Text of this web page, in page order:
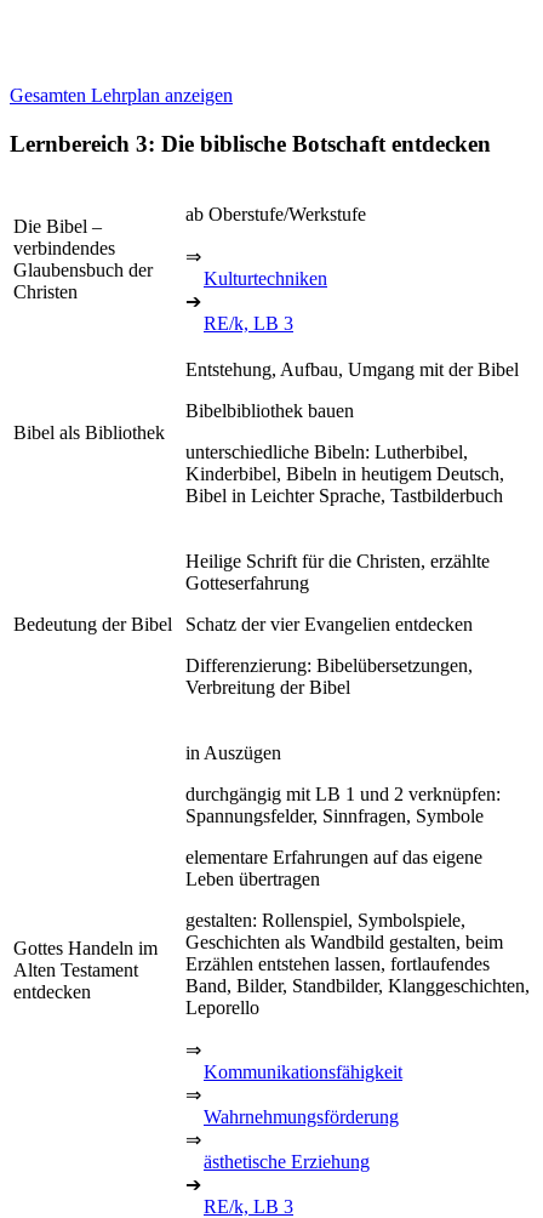
Gesamten Lehrplan anzeigen
Lernbereich 3: Die biblische Botschaft entdecken
Die Bibel –
verbindendes
Glaubensbuch der
Christen
ab Oberstufe/Werkstufe
⇒
Kulturtechniken
➔
RE/k, LB 3
Bibel als Bibliothek
Entstehung, Aufbau, Umgang mit der Bibel
Bibelbibliothek bauen
unterschiedliche Bibeln: Lutherbibel,
Kinderbibel, Bibeln in heutigem Deutsch,
Bibel in Leichter Sprache, Tastbilderbuch
Bedeutung der Bibel
Heilige Schrift für die Christen, erzählte
Gotteserfahrung
Schatz der vier Evangelien entdecken
Differenzierung: Bibelübersetzungen,
Verbreitung der Bibel
Gottes Handeln im
Alten Testament
entdecken
in Auszügen
durchgängig mit LB 1 und 2 verknüpfen:
Spannungsfelder, Sinnfragen, Symbole
elementare Erfahrungen auf das eigene
Leben übertragen
gestalten: Rollenspiel, Symbolspiele,
Geschichten als Wandbild gestalten, beim
Erzählen entstehen lassen, fortlaufendes
Band, Bilder, Standbilder, Klanggeschichten,
Leporello
⇒
Kommunikationsfähigkeit
⇒
Wahrnehmungsförderung
⇒
ästhetische Erziehung
➔
RE/k, LB 3